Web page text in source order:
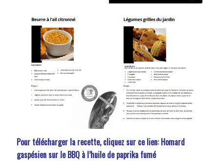
Pour télécharger la recette, cliquez sur ce lien:Homard
gaspésien sur le BBQ à l’huile de paprika fumé